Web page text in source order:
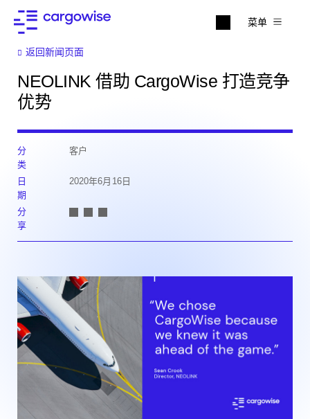
菜单
返回新闻页面
NEOLINK 借助 CargoWise 打造竞争
优势
分
类
客户
日
期
2020年6月16日
分
享